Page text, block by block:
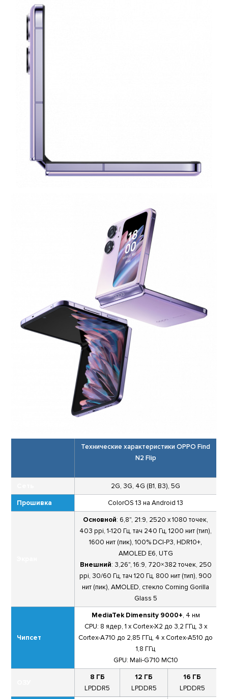
Технические характеристики OPPO Find
N2 Flip
2G, 3G, 4G (B1, B3), 5G
Прошивка ColorOS 13 на Android 13
Основной: 6,8", 21:9, 2520 x 1080 точек,
403 ppi, 1-120 Гц, тач 240 Гц, 1200 нит (тип),
1600 нит (пик), 100% DCI-P3, HDR10+,
AMOLED E6, UTG
Внешний: 3,26", 16:9, 720×382 точек, 250
ppi, 30/60 Гц, тач 120 Гц, 800 нит (тип), 900
нит (пик), AMOLED, стекло Corning Gorilla
Glass 5
Чипсет
MediaTek Dimensity 9000+, 4 нм
CPU: 8 ядер, 1 x Cortex-X2 до 3,2 ГГц, 3 x
Cortex-A710 до 2,85 ГГц, 4 x Cortex-A510 до
1,8 ГГц
GPU: Mali-G710 MC10
8 ГБ
LPDDR5
12 ГБ
LPDDR5
16 ГБ
LPDDR5